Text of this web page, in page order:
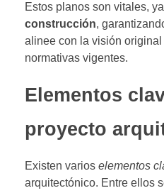
Estos planos son vitales,
construcción,
alinee con la visión
normativas vigentes.
Elementos
proyecto
Existen varios elementos
arquitectónico. Entre ellos